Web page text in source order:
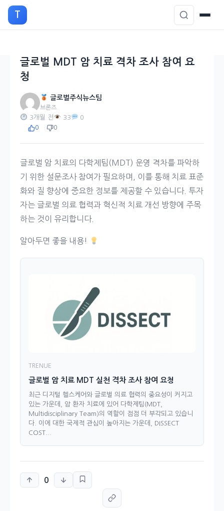
으
T
글로벌 MDT 암 치료 격차 조사 참여 요
청
글로벌주식뉴스팀
브론즈
3개월 전 33 0
0 0
글로벌 암 치료의 다학제팀(MDT) 운영 격차를 파악하
기 위한 설문조사 참여가 필요하며, 이를 통해 치료 표준
화와 질 향상에 중요한 정보를 제공할 수 있습니다. 투자
자는 글로벌 의료 협력과 혁신적 치료 개선 방향에 주목
하는 것이 유리합니다.
알아두면 좋을 내용!
TRENUE
글로벌 암 치료 MDT 실천 격차 조사 참여 요청
최근 디지털 헬스케어와 글로벌 의료 협력의 중요성이 커지고
있는 가운데, 암 환자 치료에 있어 다학제팀(MDT,
Multidisciplinary Team)의 역할이 점점 더 부각되고 있습니
다. 이에 대한 국제적 관심이 높아지는 가운데, DISSECT
COST...
0